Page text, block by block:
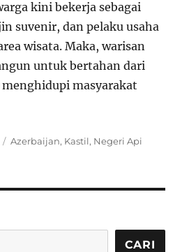
kini bekerja sebagai
suvenir, dan pelaku usaha
wisata. Maka, warisan
untuk bertahan dari
masyarakat
Tags
Azerbaijan, Kastil, Negeri Api
CARI